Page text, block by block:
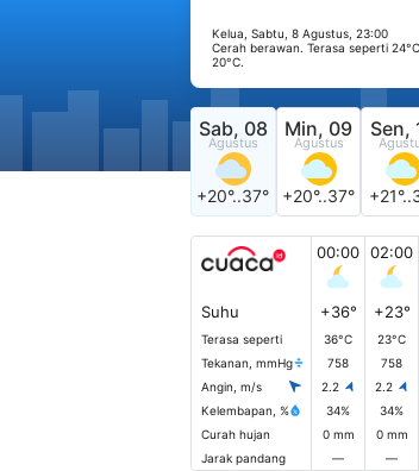
Kelua, Sabtu, 8 Agustus, 23:00
Cerah berawan. Terasa seperti
20°C.
Sab, 08
Agustus
+20°..37°
Min, 09
Agustus
+20°..37°
Sen,
00:00 02:00
Suhu +36° +23°
Terasa seperti 36°C 23°C
Tekanan, mmHg
758 758
Angin, m/s
2.2 2.2
Kelembapan, %
34% 34%
Curah hujan
0 mm 0 mm
Jarak pandang
— —